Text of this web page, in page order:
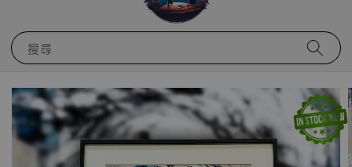
搜尋